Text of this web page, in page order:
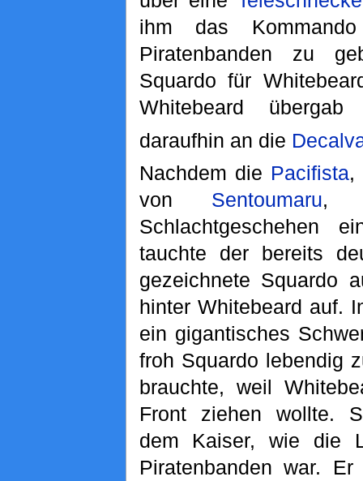
ihm das
Piratenbanden zu
Squardo für
Whitebeard
daraufhin an die
Nachdem die Pacifista,
von Sentoumaru,
Schlachtgeschehen
tauchte der bereits
gezeichnete Squardo
hinter Whitebeard auf.
ein gigantisches
froh Squardo lebendig
brauchte, weil
Front ziehen wollte.
dem Kaiser, wie die
Piratenbanden war.